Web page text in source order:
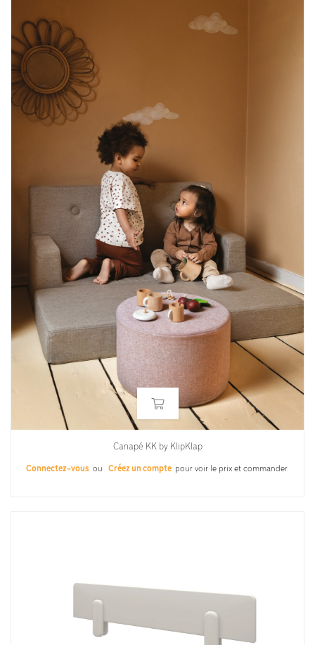
Canapé KK by KlipKlap
Connectez-vous ou Créez un compte pour voir le prix et commander.